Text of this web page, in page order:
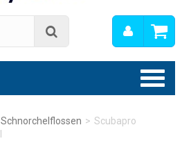
Mein
Konto
Schnorchelflossen > Scubapro